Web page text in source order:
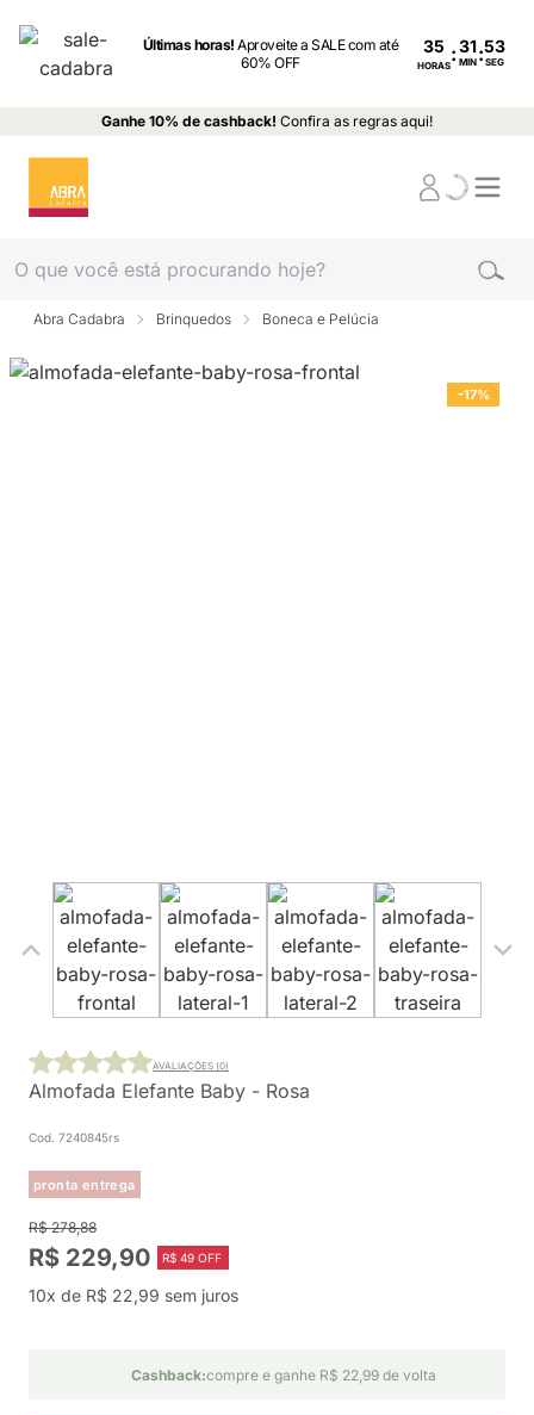
Últimas horas!Aproveite a SALE com até
60% OFF
35
HORAS: MIN : SEG
Ganhe 10% de cashback! Confira as regras aqui!
Abra Cadabra Brinquedos Boneca e Pelúcia
-17%
Almofada Elefante Baby - Rosa
Cod. 7240845rs
pronta entrega
AVALIAÇÕES (0)
R$ 278,88
R$ 229,90 R$ 49 OFF
10x de R$ 22,99 sem juros
Cashback:compre e ganhe R$ 22,99 de volta